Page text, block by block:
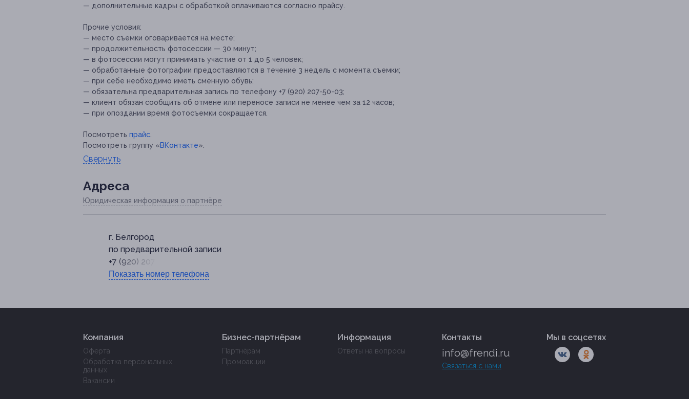
— дополнительные кадры с обработкой оплачиваются согласно прайсу.
Прочие условия:
— место съемки оговаривается на месте;
— продолжительность фотосессии — 30 минут;
— в фотосессии могут принимать участие от 1 до 5 человек;
— обработанные фотографии предоставляются в течение 3 недель с момента съемки;
— при себе необходимо иметь сменную обувь;
— обязательна предварительная запись по телефону +7 (920) 207-50-03;
— клиент обязан сообщить об отмене или переносе записи не менее чем за 12 часов;
— при опоздании время фотосъемки сокращается.
Посмотреть прайс
Посмотреть группу «ВКонтакте».
Свернуть
Адресa
Юридическая информация о партнёре
г. Белгород
по предварительной записи
+7 (920) 207-50-03
Показать номер телефона
Компания
Оферта
Обработка персональных
данных
Вакансии
Бизнес-партнёрам
Партнёрам
Промоакции
Информация
Ответы на вопросы
Контакты
info@frendi.ru
Связаться с нами
Мы в соцсетях